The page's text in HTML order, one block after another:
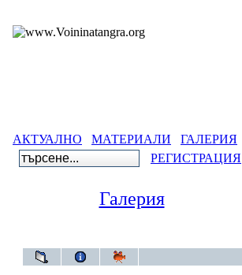
АКТУАЛНО МАТЕРИАЛИ ГАЛЕРИЯ
РЕГИСТРАЦИЯ
Галерия